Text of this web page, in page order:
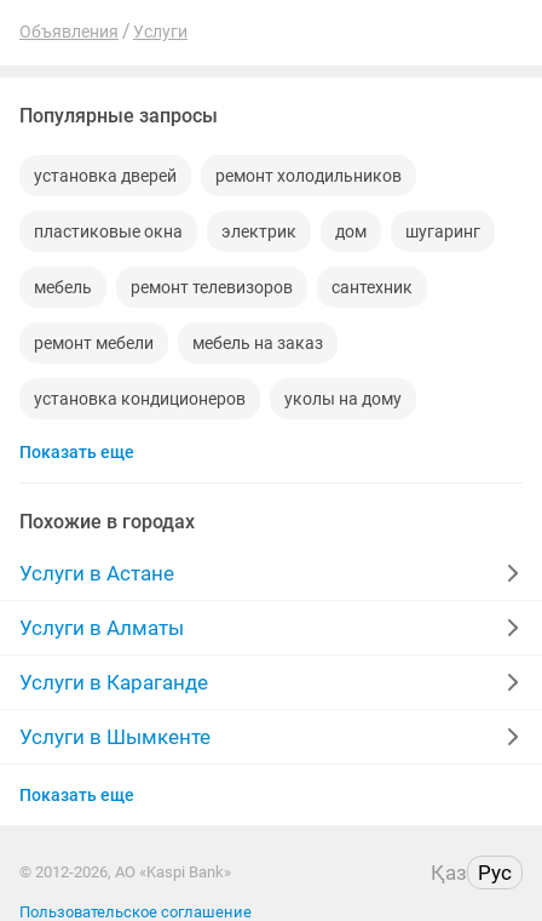
Объявления Услуги
Популярные запросы
установка дверей ремонт холодильников
пластиковые окна электрик дом шугаринг
мебель ремонт телевизоров сантехник
ремонт мебели мебель на заказ
установка кондиционеров уколы на дому
москитные сетки
двери сборка мебели
заправка картриджей
квартира дизайн
уборка квартир шкаф
установка замков
Показать еще
Похожие в городах
Услуги в Астане
Услуги в Алматы
Услуги в Караганде
Услуги в Шымкенте
Услуги в Усть-Каменогорске
Услуги в Костанае
Показать еще
© 2012-2026, АО «Kaspi Bank» Қаз Рус
Пользовательское соглашение